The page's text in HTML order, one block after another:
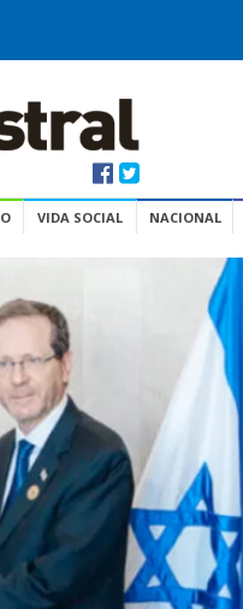
VIDA SOCIAL NACIONAL